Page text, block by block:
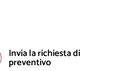
Invia la richiesta di
preventivo